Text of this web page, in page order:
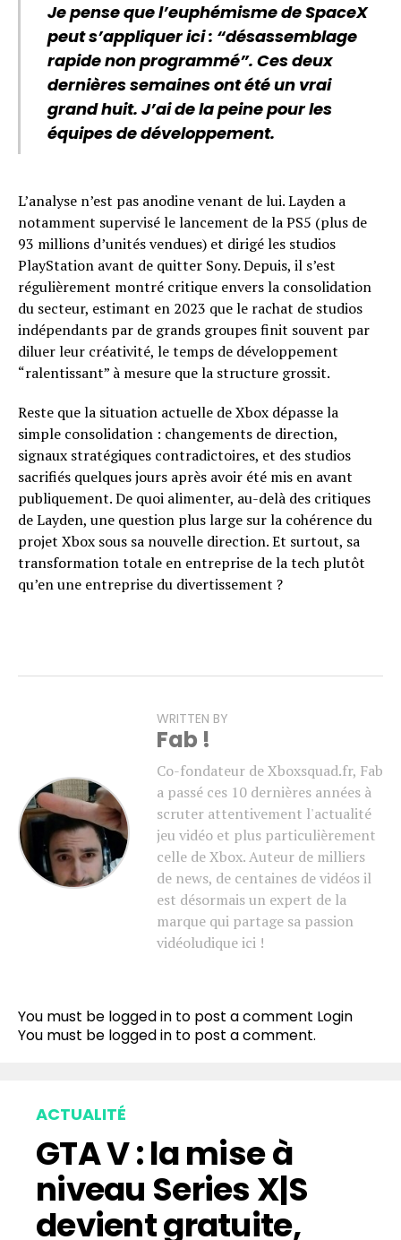
Je pense que l’euphémisme de SpaceX
peut s’appliquer ici : “désassemblage
rapide non programmé”. Ces deux
dernières semaines ont été un vrai
grand huit. J’ai de la peine pour les
équipes de développement.
L’analyse n’est pas anodine venant de lui. Layden a
notamment supervisé le lancement de la PS5 (plus de
93 millions d’unités vendues) et dirigé les studios
PlayStation avant de quitter Sony. Depuis, il s’est
régulièrement montré critique envers la consolidation
du secteur, estimant en 2023 que le rachat de studios
indépendants par de grands groupes finit souvent par
diluer leur créativité, le temps de développement
“ralentissant” à mesure que la structure grossit.
Reste que la situation actuelle de Xbox dépasse la
simple consolidation : changements de direction,
signaux stratégiques contradictoires, et des studios
sacrifiés quelques jours après avoir été mis en avant
publiquement. De quoi alimenter, au-delà des critiques
de Layden, une question plus large sur la cohérence du
projet Xbox sous sa nouvelle direction. Et surtout, sa
transformation totale en entreprise de la tech plutôt
qu’en une entreprise du divertissement ?
WRITTEN BY
Fab !
Co-fondateur de Xboxsquad.fr, Fab
a passé ces 10 dernières années à
scruter attentivement l'actualité
jeu vidéo et plus particulièrement
celle de Xbox. Auteur de milliers
de news, de centaines de vidéos il
est désormais un expert de la
marque qui partage sa passion
vidéoludique ici !
You must be logged in to post a comment Login
You must be logged in to post a comment.
ACTUALITÉ
GTA V : la mise à
niveau Series X|S
devient gratuite,